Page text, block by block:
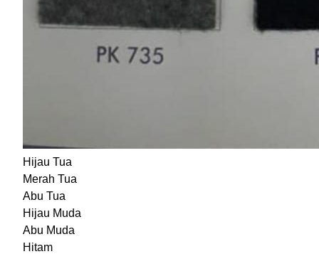
Hijau Tua
Merah Tua
Abu Tua
Hijau Muda
Abu Muda
Hitam